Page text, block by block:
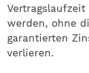
Vertragslaufzeit
werden, ohne
garantierten
verlieren.